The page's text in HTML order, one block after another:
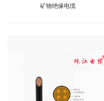
矿物绝缘电缆